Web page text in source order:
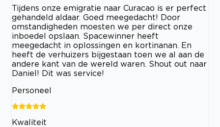
Tijdens onze emigratie naar Curacao is er perfect
gehandeld aldaar. Goed meegedacht! Door
omstandigheden moesten we per direct onze
inboedel opslaan. Spacewinner heeft
meegedacht in oplossingen en kortinanan. En
heeft de verhuizers bijgestaan toen we al aan de
andere kant van de wereld waren. Shout out naar
Daniel! Dit was service!
Personeel
Kwaliteit